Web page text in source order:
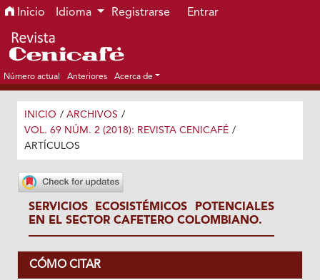
Ir al menú de navegación principal
Ir al contenido principal
Ir al pie de página del sitio
Inicio Idioma Registrarse Entrar
Número actual Anteriores Acerca de
INICIO / ARCHIVOS /
VOL. 69 NÚM. 2 (2018): REVISTA CENICAFÉ /
ARTÍCULOS
SERVICIOS ECOSISTÉMICOS POTENCIALES
EN EL SECTOR CAFETERO COLOMBIANO.
CÓMO CITAR